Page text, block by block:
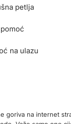
petlja
na ulazu
goriva na internet